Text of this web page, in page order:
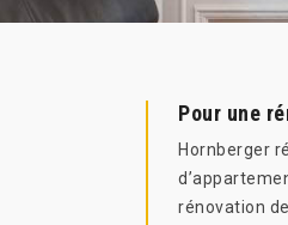
Pour une
Hornberger
rénovation